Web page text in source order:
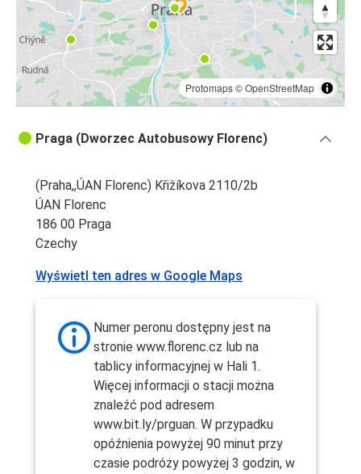
Protomaps©OpenStreetMap
Praga (Dworzec Autobusowy Florenc)
(Praha,,ÚAN Florenc) Křižíkova 2110/2b
ÚAN Florenc
186 00 Praga
Czechy
Wyświetl ten adres w Google Maps
Numer peronu dostępny jest na
stronie www.florenc.cz lub na
tablicy informacyjnej w Hali 1.
Więcej informacji o stacji można
znaleźć pod adresem
www.bit.ly/prguan. W przypadku
opóźnienia powyżej 90 minut przy
czasie podróży powyżej 3 godzin, w